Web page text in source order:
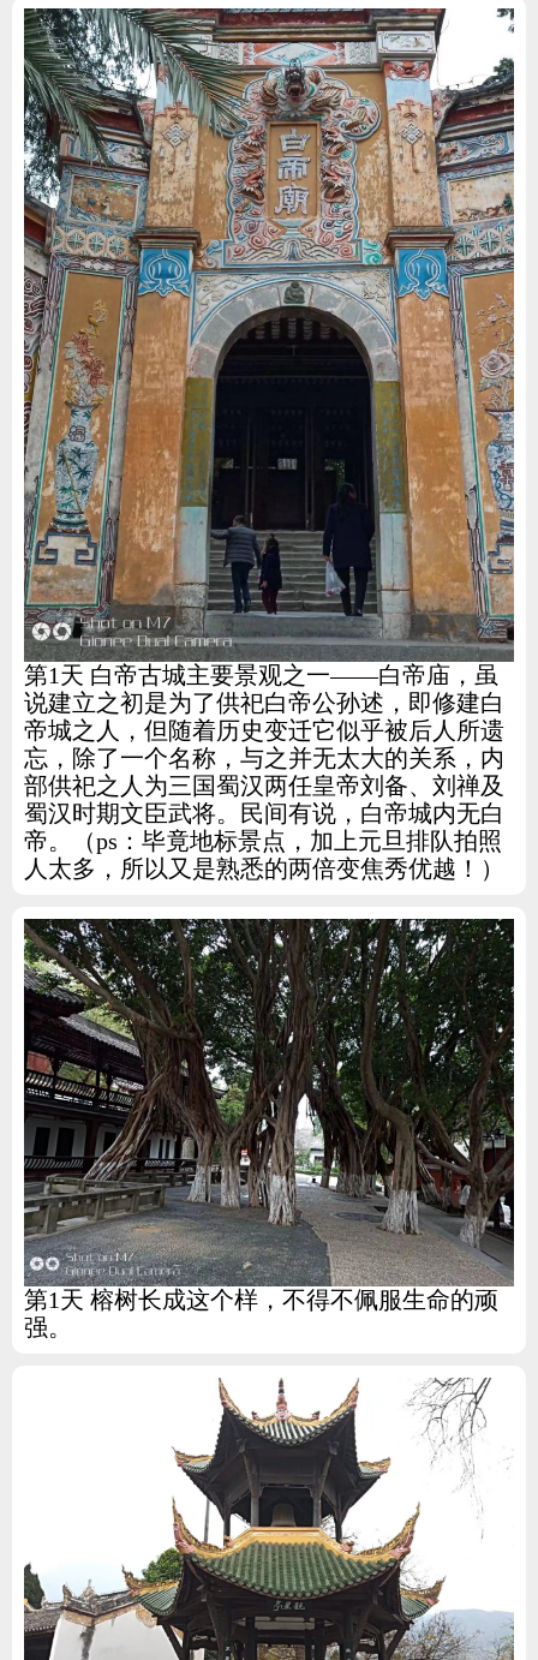
第1天 白帝古城主要景观之一——白帝庙，虽
说建立之初是为了供祀白帝公孙述，即修建白
帝城之人，但随着历史变迁它似乎被后人所遗
忘，除了一个名称，与之并无太大的关系，内
部供祀之人为三国蜀汉两任皇帝刘备、刘禅及
蜀汉时期文臣武将。民间有说，白帝城内无白
帝。（ps：毕竟地标景点，加上元旦排队拍照
人太多，所以又是熟悉的两倍变焦秀优越！）
第1天 榕树长成这个样，不得不佩服生命的顽
强。